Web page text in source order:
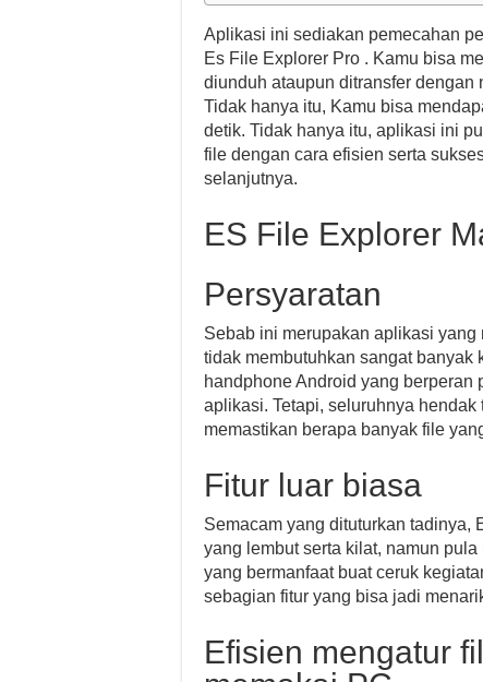
Aplikasi ini sediakan pemecahan
Es File Explorer Pro . Kamu bisa
diunduh ataupun ditransfer dengan
Tidak hanya itu, Kamu bisa
detik. Tidak hanya itu, aplikasi ini
file dengan cara efisien serta
selanjutnya.
ES File Explorer
Persyaratan
Sebab ini merupakan aplikasi
tidak membutuhkan sangat banyak
handphone Android yang berperan
aplikasi. Tetapi, seluruhnya
memastikan berapa banyak file
Fitur luar biasa
Semacam yang dituturkan tadinya,
yang lembut serta kilat, namun
yang bermanfaat buat ceruk
sebagian fitur yang bisa jadi
Efisien mengatur